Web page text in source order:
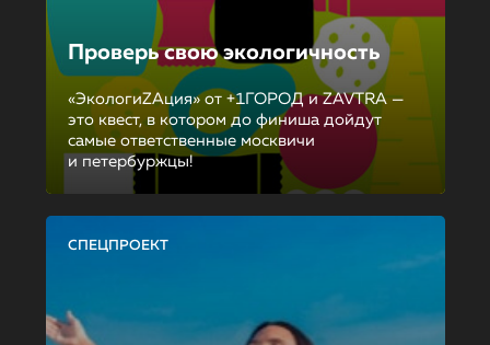
Проверь свою экологичность
«ЭкологиZAция» от +1ГОРОД и ZAVTRA —
это квест, в котором до финиша дойдут
самые ответственные москвичи
и петербуржцы!
СПЕЦПРОЕКТ